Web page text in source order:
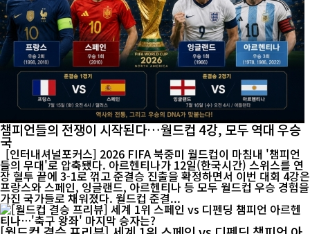
챔피언들의 전쟁이 시작된다…월드컵 4강, 모두 역대 우승
국
[인터내셔널포커스] 2026 FIFA 북중미 월드컵이 마침내 '챔피언
들의 무대'로 압축됐다. 아르헨티나가 12일(한국시간) 스위스를 연
장 혈투 끝에 3-1로 꺾고 준결승 진출을 확정하면서 이번 대회 4강은
프랑스와 스페인, 잉글랜드, 아르헨티나 등 모두 월드컵 우승 경험을
가진 국가들로 채워졌다. 월드컵 준결...